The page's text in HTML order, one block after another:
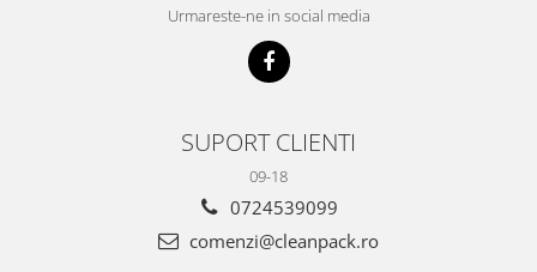
Urmareste-ne in social media
SUPORT CLIENTI
09-18
0724539099
comenzi@cleanpack.ro